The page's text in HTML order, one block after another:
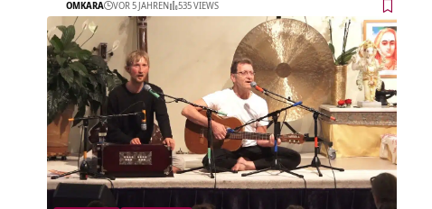
OMKARA VOR 5 JAHREN 535 VIEWS